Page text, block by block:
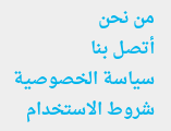
من نحن
أتصل بنا
سياسة الخصوصية
شروط الاستخدام